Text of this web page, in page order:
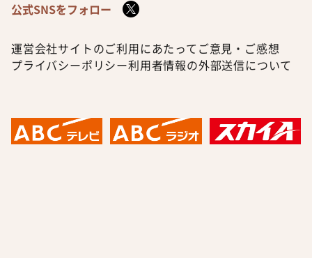
公式SNSをフォロー
運営会社サイトのご利用にあたって ご意見・ご感想
プライバシーポリシー利用者情報の外部送信について